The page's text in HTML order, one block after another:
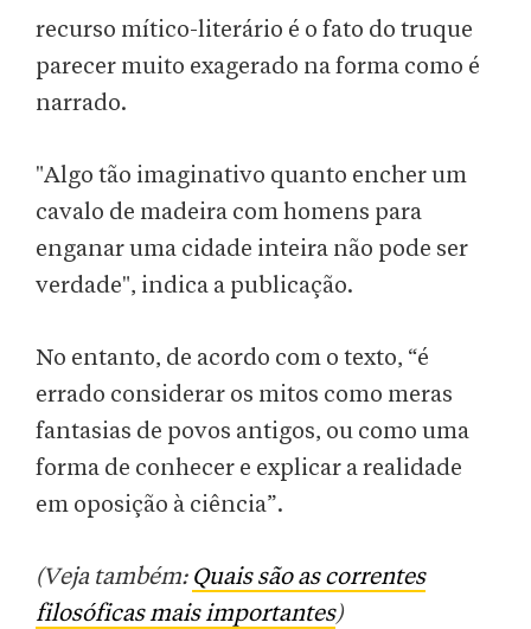
recurso mítico-literário é o fato do truque
parecer muito exagerado na forma como é
narrado.
"Algo tão imaginativo quanto encher um
cavalo de madeira com homens para
enganar uma cidade inteira não pode ser
verdade", indica a publicação.
No entanto, de acordo com o texto, “é
errado considerar os mitos como meras
fantasias de povos antigos, ou como uma
forma de conhecer e explicar a realidade
em oposição à ciência”.
(Veja também: Quais são as correntes
filosóficas mais importantes)